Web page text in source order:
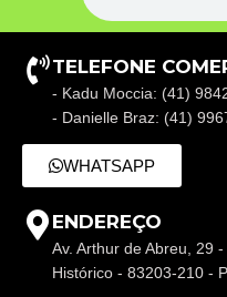
TELEFONE
- Kadu Moccia: (41)
- Danielle Braz: (41)
WHATSAPP
ENDEREÇO
Av. Arthur de Abreu, 29
Histórico - 83203-210 -